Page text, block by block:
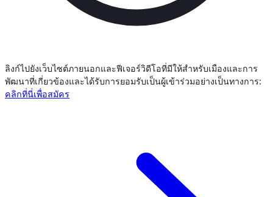
ลิงก์ไปยังเว็บไซต์ภายนอกและฟีเจอร์วิดีโอที่มีให้สำหรับเมืองและการ
พัฒนาที่เกี่ยวข้องและได้รับการยอมรับเป็นผู้เข้าร่วมอย่างเป็นทางการ:
คลิกที่นี่เพื่อสมัคร